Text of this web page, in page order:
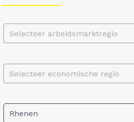
Selecteer arbeidsmarktregio
Selecteer economische regio
Rhenen